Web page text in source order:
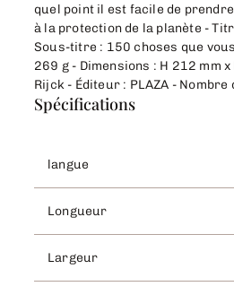
quel point il est facile de
à la protection de la planète -
Sous-titre : 150 choses que
269 g - Dimensions : H 212 mm
Rijck - Éditeur : PLAZA -
Spécifications
langue
Longueur
Largeur